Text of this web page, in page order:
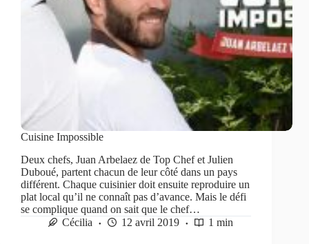
Cuisine Impossible
Deux chefs, Juan Arbelaez de Top Chef et Julien
Duboué, partent chacun de leur côté dans un pays
différent. Chaque cuisinier doit ensuite reproduire un
plat local qu’il ne connaît pas d’avance. Mais le défi
se complique quand on sait que le chef…
Cécilia
12 avril 2019 1 min